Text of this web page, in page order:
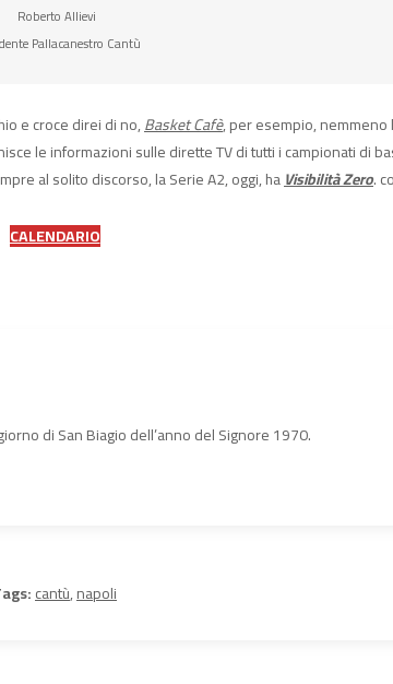
Roberto Allievi
Pallacanestro Cantù
e croce direi di no,Basket Cafè, per esempio, nemmeno
le informazioni sulle dirette TV di tutti i campionati di
al solito discorso, la Serie A2, oggi, haVisibilità Zero.
CALENDARIO
di San Biagio dell’anno del Signore 1970.
cantù,napoli